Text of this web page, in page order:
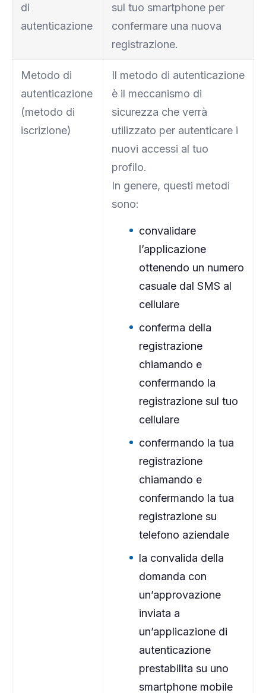
di
autenticazione
sul tuo smartphone per
confermare una nuova
registrazione.
Metodo di
autenticazione
(metodo di
iscrizione)
Il metodo di autenticazione
è il meccanismo di
sicurezza che verrà
utilizzato per autenticare i
nuovi accessi al tuo
profilo.
In genere, questi metodi
sono:
convalidare
l’applicazione
ottenendo un numero
casuale dal SMS al
cellulare
conferma della
registrazione
chiamando e
confermando la
registrazione sul tuo
cellulare
confermando la tua
registrazione
chiamando e
confermando la tua
registrazione su
telefono aziendale
la convalida della
domanda con
un’approvazione
inviata a
un’applicazione di
autenticazione
prestabilita su uno
smartphone mobile